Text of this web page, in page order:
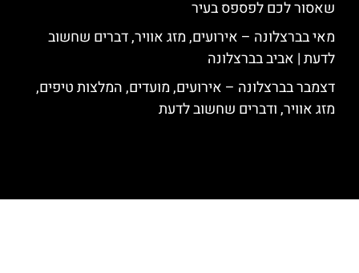
שאסור לכם לפספס בעיר
מאי בברצלונה – אירועים, מזג אוויר, דברים שחשוב
לדעת | אביב בברצלונה
דצמבר בברצלונה – אירועים, מועדים, המלצות טיפים,
מזג אוויר, ודברים שחשוב לדעת